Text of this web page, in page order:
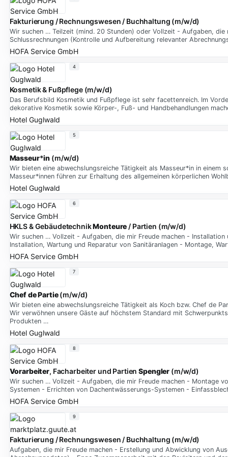
Fakturierung / Rechnungswesen / Buchhaltung (m/w/d)
Wir suchen … Teilzeit (mind. 20 Stunden) oder Vollzeit - Aufgaben,
Schlussrechnungen (Kontrolle und Aufbereitung relevanter
HOFA Service GmbH
Kosmetik & Fußpflege (m/w/d)
Das Berufsbild Kosmetik und Fußpflege ist sehr facettenreich. Im
dekorative Kosmetik sowie Körper-, Fuß- und Handbehandlungen
Hotel Guglwald
4
Masseur*in (m/w/d)
Wir bieten eine abwechslungsreiche Tätigkeit als Masseur*in in
Masseur*innen führen zur Erhaltung des allgemeinen körperlichen
Hotel Guglwald
5
HKLS & GebäudetechnikMonteure / Partien (m/w/d)
Wir suchen … Vollzeit - Aufgaben, die mir Freude machen -
Installation, Wartung und Reparatur von Sanitäranlagen - Montage,
HOFA Service GmbH
6
ChefdePartie(m/w/d)
Wir bieten eine abwechslungsreiche Tätigkeit als Koch bzw. Chef de
Wir verwöhnen unsere Gäste auf höchstem Standard mit
Produkten …
Hotel Guglwald
7
Vorarbeiter, Facharbeiter und PartienSpengler (m/w/d)
Wir suchen … Vollzeit - Aufgaben, die mir Freude machen - Montage
Systemen - Errichten von Dachentwässerungs-Systemen -
HOFA Service GmbH
8
Fakturierung / Rechnungswesen / Buchhaltung (m/w/d)
Aufgaben, die mir Freude machen - Erstellung und Abwicklung von
9